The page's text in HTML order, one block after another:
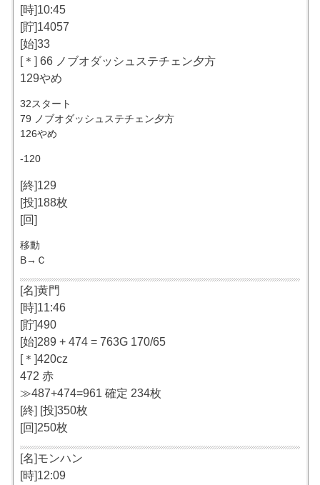
[時]10:45
[貯]14057
[始]33
[＊] 66 ノブオダッシュステチェン夕方
129やめ
32スタート
79 ノブオダッシュステチェン夕方
126やめ
-120
[終]129
[投]188枚
[回]
移動
B→Ｃ
[名]黄門
[時]11:46
[貯]490
[始]289 + 474 = 763G 170/65
[＊]420cz
472 赤
≫487+474=961 確定 234枚
[終] [投]350枚
[回]250枚
[名]モンハン
[時]12:09